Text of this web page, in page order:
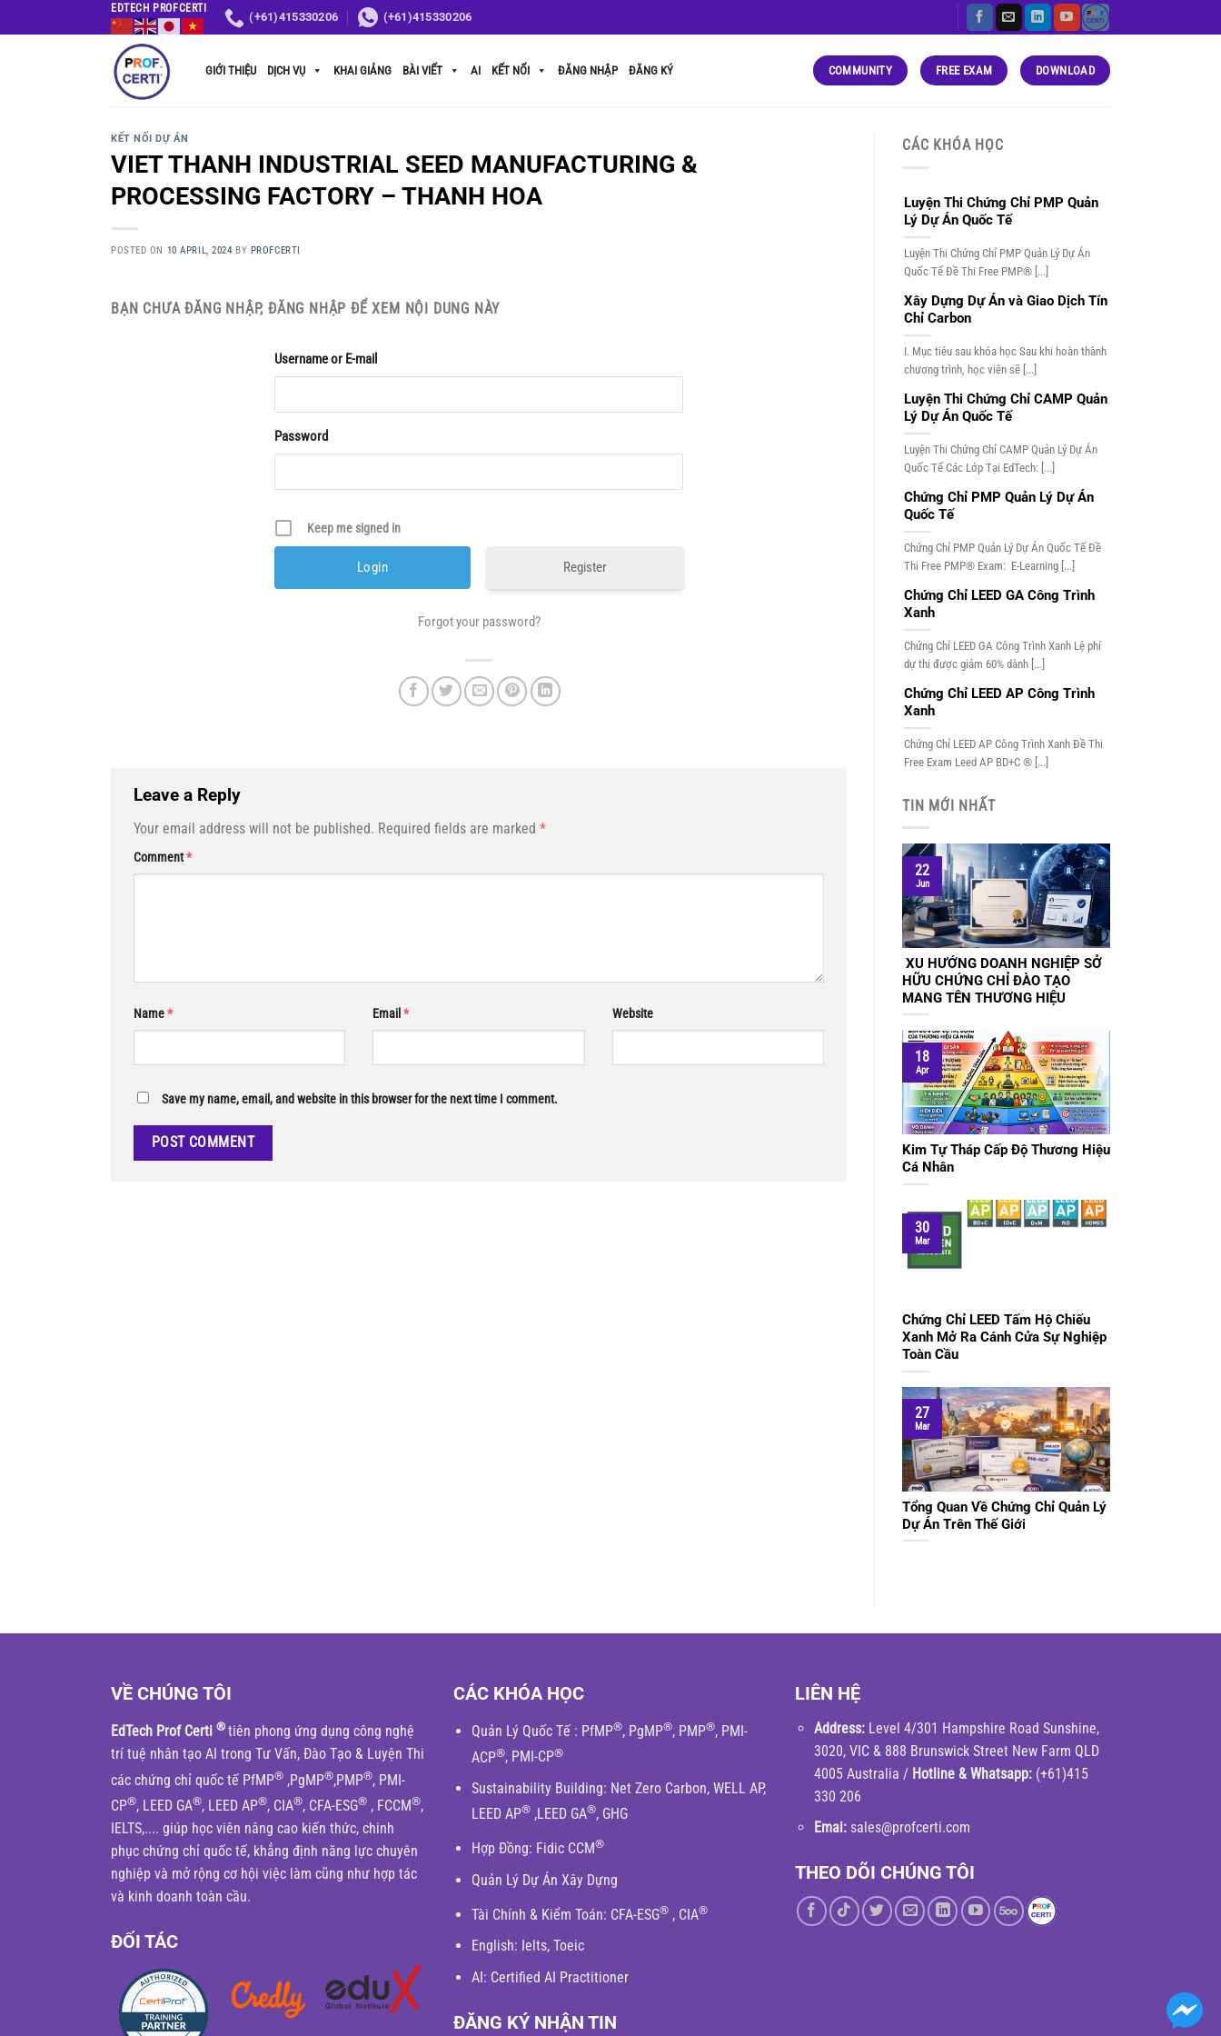
to
EDTECH PROFCERTI
(+61)415330206 (+61)415330206
GIỚI THIỆU DỊCH VỤ KHAI GIẢNG BÀI VIẾT AI KẾT NỐI ĐĂNG NHẬP ĐĂNG KÝ COMMUNITY FREE EXAM DOWNLOAD
KẾT NỐI DỰ ÁN
VIET THANH INDUSTRIAL SEED MANUFACTURING &
PROCESSING FACTORY – THANH HOA
POSTED ON 10 APRIL, 2024 BY PROFCERTI
BẠN CHƯA ĐĂNG NHẬP, ĐĂNG NHẬP ĐỂ XEM NỘI DUNG NÀY
Username or E-mail
Password
Keep me signed in
Register
Forgot your password?
Leave a Reply
Your email address will not be published. Required fields are marked *
Comment*
Name* Email* Website
Save my name, email, and website in this browser for the next time I comment.
CÁC KHÓA HỌC
Luyện Thi Chứng Chỉ PMP Quản
Lý Dự Án Quốc Tế
Luyện Thi Chứng Chỉ PMP Quản Lý Dự Án
Quốc Tế Đề Thi Free PMP® [...]
Xây Dựng Dự Án và Giao Dịch Tín
Chỉ Carbon
I. Mục tiêu sau khóa học Sau khi hoàn thành
chương trình, học viên sẽ [...]
Luyện Thi Chứng Chỉ CAMP Quản
Lý Dự Án Quốc Tế
Luyện Thi Chứng Chỉ CAMP Quản Lý Dự Án
Quốc Tế Các Lớp Tại EdTech: [...]
Chứng Chỉ PMP Quản Lý Dự Án
Quốc Tế
Chứng Chỉ PMP Quản Lý Dự Án Quốc Tế Đề
Thi Free PMP® Exam: E-Learning [...]
Chứng Chỉ LEED GA Công Trình
Xanh
Chứng Chỉ LEED GA Công Trình Xanh Lệ phí
dự thi được giảm 60% dành [...]
Chứng Chỉ LEED AP Công Trình
Xanh
Chứng Chỉ LEED AP Công Trình Xanh Đề Thi
Free Exam Leed AP BD+C ® [...]
TIN MỚI NHẤT
XU HƯỚNG DOANH NGHIỆP SỞ
HỮU CHỨNG CHỈ ĐÀO TẠO
MANG TÊN THƯƠNG HIỆU
22
Jun
Kim Tự Tháp Cấp Độ Thương Hiệu
Cá Nhân
18
Apr
Chứng Chỉ LEED Tấm Hộ Chiếu
Xanh Mở Ra Cánh Cửa Sự Nghiệp
Toàn Cầu
30
Mar
Tổng Quan Về Chứng Chỉ Quản Lý
Dự Án Trên Thế Giới
27
Mar
VỀ CHÚNG TÔI
EdTech Prof Certi ® tiên phong ứng dụng công nghệ
trí tuệ nhân tạo AI trong Tư Vấn, Đào Tạo & Luyện Thi
các chứng chỉ quốc tế PfMP® ,PgMP®,PMP®, PMI-
CP®, LEED GA®, LEED AP®, CIA®, CFA-ESG® , FCCM®,
IELTS,.... giúp học viên nâng cao kiến thức, chinh
phục chứng chỉ quốc tế, khẳng định năng lực chuyên
nghiệp và mở rộng cơ hội việc làm cũng như hợp tác
và kinh doanh toàn cầu.
ĐỐI TÁC
CÁC KHÓA HỌC
Quản Lý Quốc Tế : PfMP®, PgMP®, PMP®, PMI-
ACP®, PMI-CP®
Sustainability Building: Net Zero Carbon,WELL AP,
LEED AP® ,LEED GA®, GHG
Hợp Đồng: Fidic CCM®
Quản Lý Dự Án Xây Dựng
Tài Chính & Kiểm Toán: CFA-ESG® , CIA®
English: Ielts, Toeic
AI: Certified AI Practitioner
ĐĂNG KÝ NHẬN TIN
LIÊN HỆ
Address: Level 4/301 Hampshire Road Sunshine,
3020, VIC & 888 Brunswick Street New Farm QLD
4005 Australia / Hotline & Whatsapp: (+61)415
330 206
Emai: sales@profcerti.com
THEO DÕI CHÚNG TÔI